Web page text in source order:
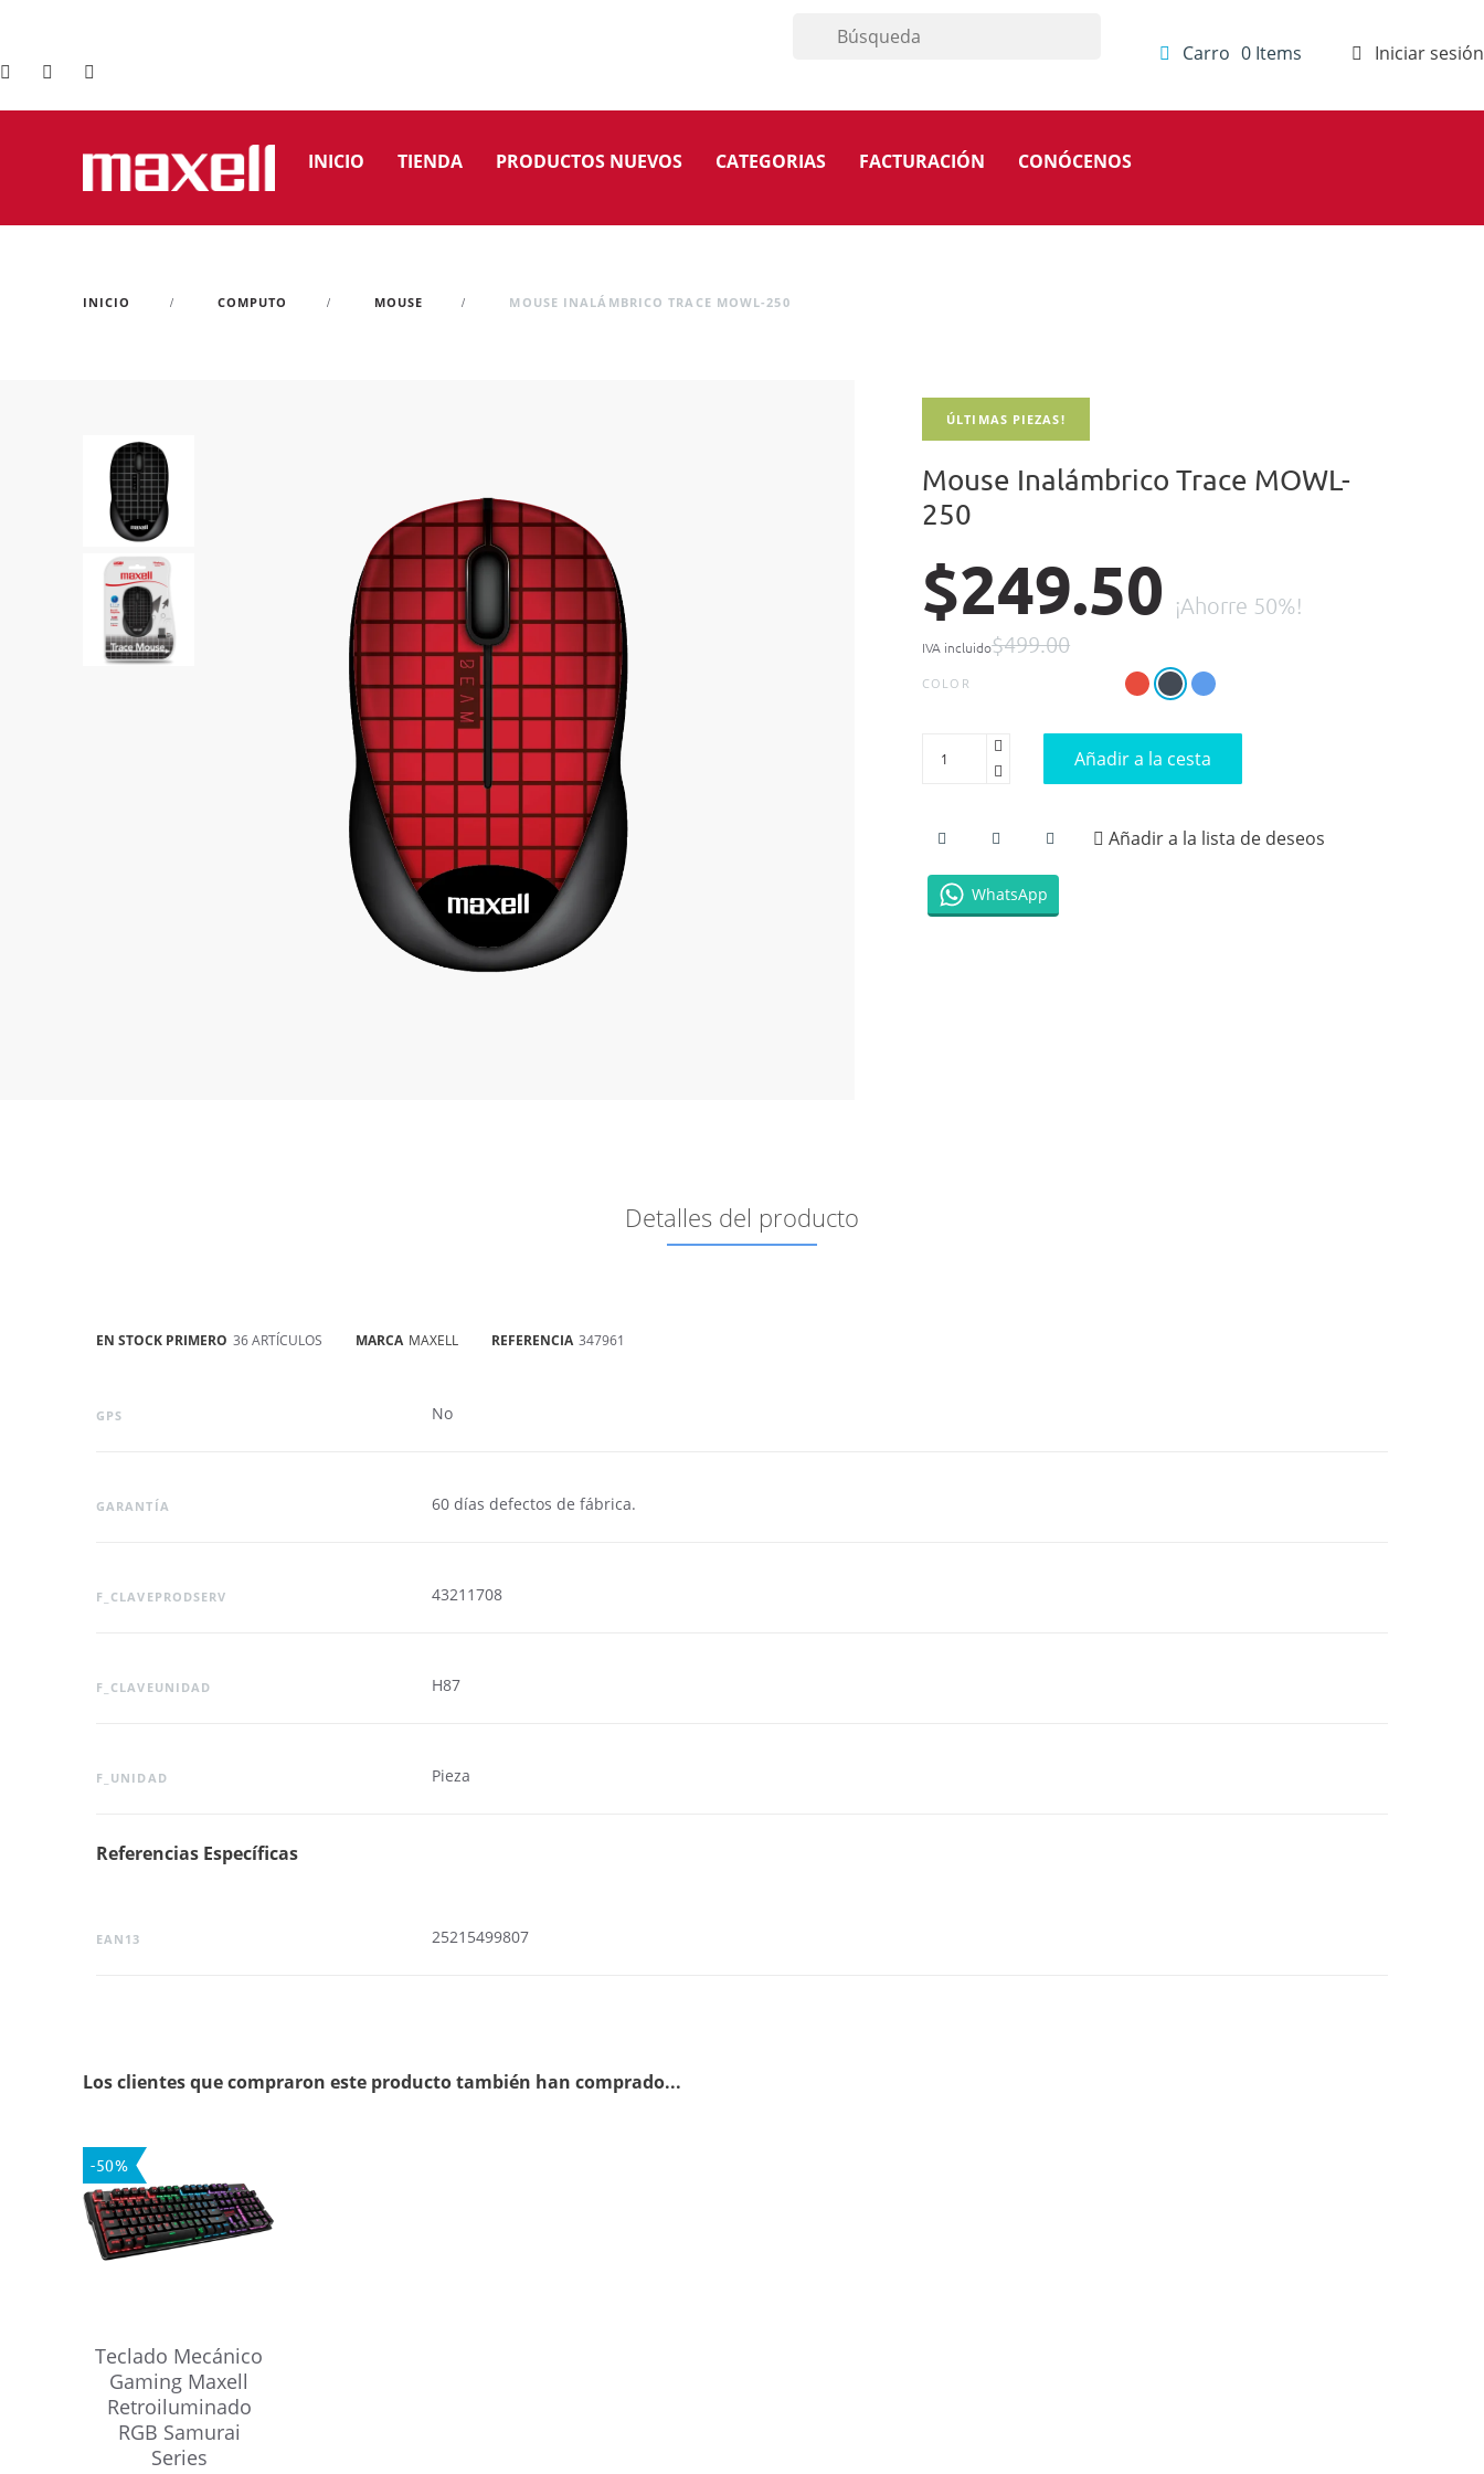
Carro 0 Items Iniciar sesión
INICIO TIENDA PRODUCTOS NUEVOS CATEGORIAS FACTURACIÓN CONÓCENOS
INICIO COMPUTO MOUSE MOUSE INALÁMBRICO TRACE MOWL-250
ÚLTIMAS PIEZAS!
Mouse Inalámbrico Trace MOWL-
250
$499.00
¡Ahorre 50%!
$249.50
IVA incluido
COLOR
Añadir a la cesta
Añadir a la lista de deseos
WhatsApp
Detalles del producto
EN STOCK PRIMERO 36 ARTÍCULOS MARCA MAXELL REFERENCIA 347961
GPS No
GARANTÍA 60 días defectos de fábrica.
F_CLAVEPRODSERV 43211708
F_CLAVEUNIDAD H87
F_UNIDAD Pieza
Referencias Específicas
EAN13 25215499807
Los clientes que compraron este producto también han comprado...
-50%
Teclado Mecánico
Gaming Maxell
Retroiluminado
RGB Samurai
Series